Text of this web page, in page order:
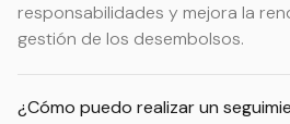
responsabilidades y mejora la
gestión de los desembolsos.
¿Cómo puedo realizar un